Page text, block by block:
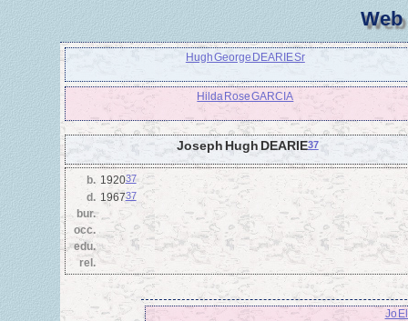
Hugh George DEARIE Sr
Hilda Rose GARCIA
Joseph Hugh DEARIE37
b. 192037
d. 196737
bur.
occ.
edu.
rel.
Jo